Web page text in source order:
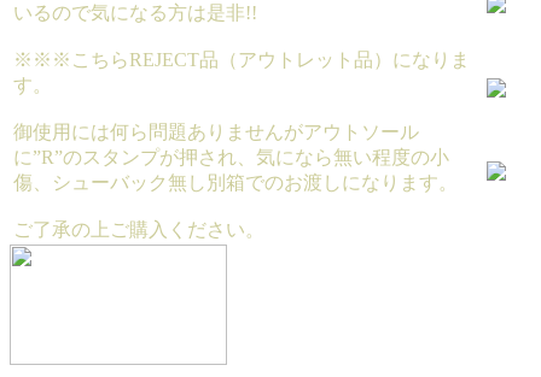
いるので気になる方は是非!!
※※※こちらREJECT品（アウトレット品）になりま
す。
御使用には何ら問題ありませんがアウトソール
に”R”のスタンプが押され、気になら無い程度の小
傷、シューバック無し別箱でのお渡しになります。
ご了承の上ご購入ください。